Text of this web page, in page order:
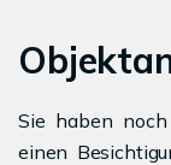
Sie haben
einen